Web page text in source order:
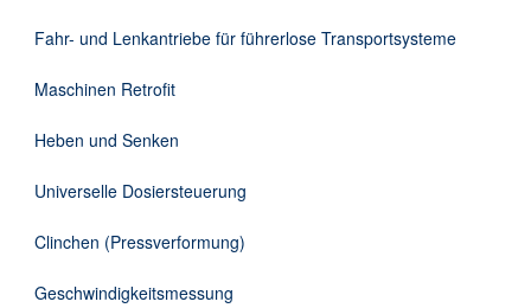
Fahr- und Lenkantriebe für führerlose Transportsysteme
Maschinen Retrofit
Heben und Senken
Universelle Dosiersteuerung
Clinchen (Pressverformung)
Geschwindigkeitsmessung